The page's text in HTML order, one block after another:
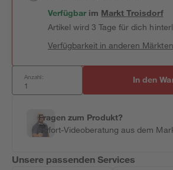
Verfügbar im MarktTroisdorf
Artikel wird 3 Tage für dich
Verfügbarkeit in anderen Märkten
Anzahl: In den
Fragen zum Produkt?
Sofort-Videoberatung aus dem
Unsere passenden Services